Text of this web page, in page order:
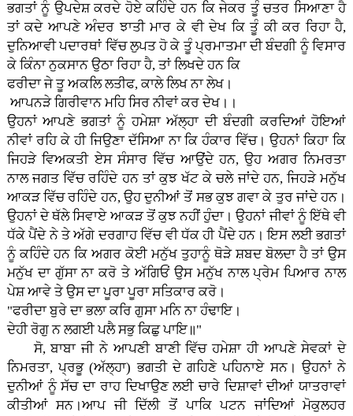
ਭਗਤਾਂ ਨੂੰ ਉਪਦੇਸ਼ ਕਰਦੇ ਹੋਏ ਕਹਿੰਦੇ ਹਨ ਕਿ ਜੇਕਰ ਤੂੰ ਚਤਰ ਸਿਆਣਾ ਹੈ
ਤਾਂ ਕਦੇ ਆਪਣੇ ਅੰਦਰ ਝਾਤੀ ਮਾਰ ਕੇ ਵੀ ਦੇਖ ਕਿ ਤੂੰ ਕੀ ਕਰ ਰਿਹਾ ਹੈ,
ਦੁਨਿਆਵੀ ਪਦਾਰਥਾਂ ਵਿੱਚ ਲੁਪਤ ਹੋ ਕੇ ਤੂੰ ਪ੍ਰਮਾਤਮਾ ਦੀ ਬੰਦਗੀ ਨੂੰ ਵਿਸਾਰ
ਕੇ ਕਿੰਨਾ ਨੁਕਸਾਨ ਉਠਾ ਰਿਹਾ ਹੈ, ਤਾਂ ਲਿਖਦੇ ਹਨ ਕਿ
ਫਰੀਦਾ ਜੇ ਤੂ ਅਕਲਿ ਲਤੀਫ, ਕਾਲੇ ਲਿਖ ਨਾ ਲੇਖ।
ਆਪਨੜੇ ਗਿਰੀਵਾਨ ਮਹਿ ਸਿਰ ਨੀਵਾਂ ਕਰ ਦੇਖ।।
ਉਹਨਾਂ ਆਪਣੇ ਭਗਤਾਂ ਨੂੰ ਹਮੇਸ਼ਾ ਅੱਲ੍ਹਾ ਦੀ ਬੰਦਗੀ ਕਰਦਿਆਂ ਹੋਇਆਂ
ਨੀਵਾਂ ਰਹਿ ਕੇ ਹੀ ਜਿਉਣਾ ਦੱਸਿਆ ਨਾ ਕਿ ਹੰਕਾਰ ਵਿੱਚ। ਉਹਨਾਂ ਕਿਹਾ ਕਿ
ਜਿਹੜੇ ਵਿਅਕਤੀ ਏਸ ਸੰਸਾਰ ਵਿੱਚ ਆਉਂਦੇ ਹਨ, ਉਹ ਅਗਰ ਨਿਮਰਤਾ
ਨਾਲ ਜਗਤ ਵਿੱਚ ਰਹਿੰਦੇ ਹਨ ਤਾਂ ਕੁਝ ਖੱਟ ਕੇ ਚਲੇ ਜਾਂਦੇ ਹਨ, ਜਿਹੜੇ ਮਨੁੱਖ
ਆਕੜ ਵਿੱਚ ਰਹਿੰਦੇ ਹਨ, ਉਹ ਦੁਨੀਆਂ ਤੋਂ ਸਭ ਕੁਝ ਗਵਾ ਕੇ ਤੁਰ ਜਾਂਦੇ ਹਨ।
ਉਹਨਾਂ ਦੇ ਥੱਲੇ ਸਿਵਾਏ ਆਕੜ ਤੋਂ ਕੁਝ ਨਹੀਂ ਹੁੰਦਾ। ਉਹਨਾਂ ਜੀਵਾਂ ਨੂੰ ਇੱਥੇ ਵੀ
ਧੱਕੇ ਪੈਂਦੇ ਨੇ ਤੇ ਅੱਗੇ ਦਰਗਾਹ ਵਿੱਚ ਵੀ ਧੱਕ ਹੀ ਪੈਂਦੇ ਹਨ। ਇਸ ਲਈ ਭਗਤਾਂ
ਨੂੰ ਕਹਿੰਦੇ ਹਨ ਕਿ ਅਗਰ ਕੋਈ ਮਨੁੱਖ ਤੁਹਾਨੂੰ ਥੋੜੇ ਸ਼ਬਦ ਬੋਲਦਾ ਹੈ ਤਾਂ ਉਸ
ਮਨੁੱਖ ਦਾ ਗੁੱਸਾ ਨਾ ਕਰੋ ਤੇ ਅੱਗਿਓਂ ਉਸ ਮਨੁੱਖ ਨਾਲ ਪ੍ਰੇਮ ਪਿਆਰ ਨਾਲ
ਪੇਸ਼ ਆਵੇ ਤੇ ਉਸ ਦਾ ਪੂਰਾ ਪੂਰਾ ਸਤਿਕਾਰ ਕਰੋ।
"ਫਰੀਦਾ ਬੁਰੇ ਦਾ ਭਲਾ ਕਰਿ ਗੁਸਾ ਮਨਿ ਨਾ ਹੰਢਾਇ।
ਦੇਹੀ ਰੋਗੁ ਨ ਲਗਈ ਪਲੈ ਸਭੁ ਕਿਛੁ ਪਾਇ॥"
ਸੋ, ਬਾਬਾ ਜੀ ਨੇ ਆਪਣੀ ਬਾਣੀ ਵਿੱਚ ਹਮੇਸ਼ਾ ਹੀ ਆਪਣੇ ਸੇਵਕਾਂ ਦੇ
ਨਿਮਰਤਾ, ਪ੍ਰਭੂ (ਅੱਲ੍ਹਾ) ਭਗਤੀ ਦੇ ਗਹਿਣੇ ਪਹਿਨਾਏ ਸਨ। ਉਹਨਾਂ ਨੇ
ਦੁਨੀਆਂ ਨੂੰ ਸੱਚ ਦਾ ਰਾਹ ਦਿਖਾਉਣ ਲਈ ਚਾਰੇ ਦਿਸ਼ਾਵਾਂ ਦੀਆਂ ਯਾਤਰਾਵਾਂ
ਕੀਤੀਆਂ ਸਨ।ਆਪ ਜੀ ਦਿੱਲੀ ਤੋਂ ਪਾਕਿ ਪਟਨ ਜਾਂਦਿਆਂ ਮੋਕੁਲਹਰ